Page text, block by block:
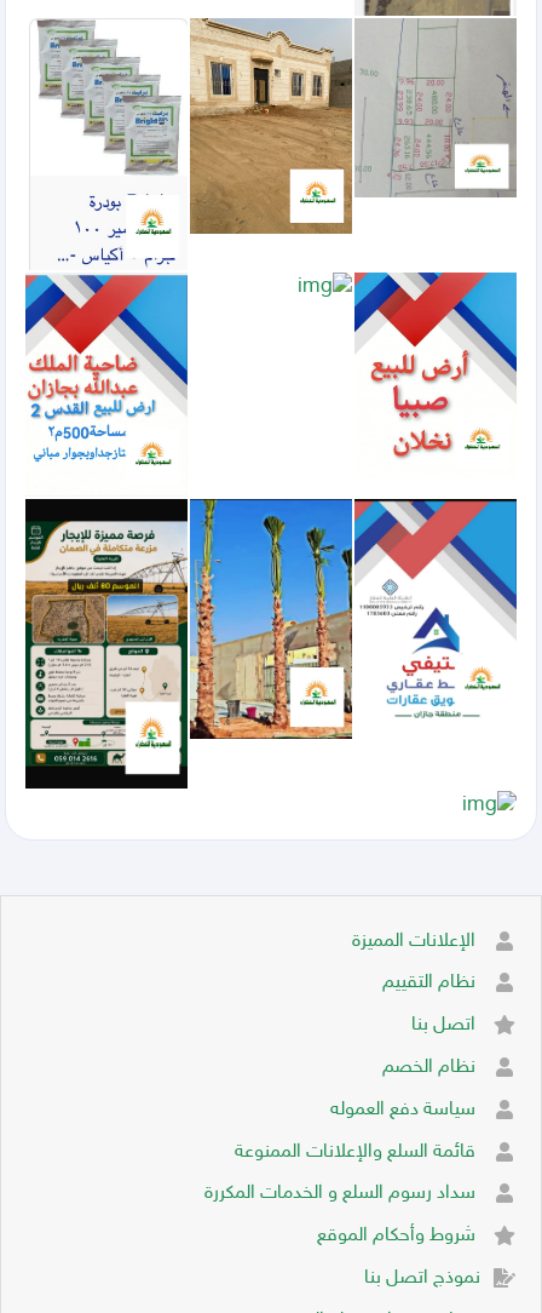
الإعلانات المميزة
نظام التقييم
اتصل بنا
نظام الخصم
سياسة دفع العموله
قائمة السلع والإعلانات الممنوعة
سداد رسوم السلع و الخدمات المكررة
شروط وأحكام الموقع
نموذج اتصل بنا